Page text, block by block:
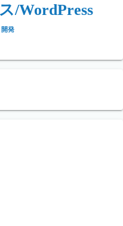
/WordPress
開発